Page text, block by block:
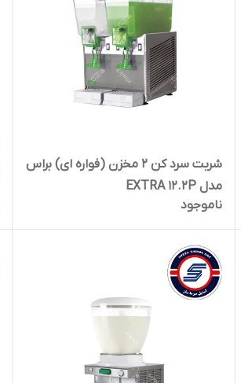
شربت سرد کن 2 مخزن (فواره ای) براس
مدل EXTRA 12.2P
ناموجود